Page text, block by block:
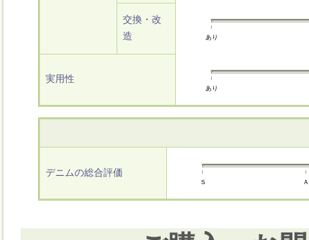
交換・改
造
あり
実用性
あり
デニムの総合評価
Ｓ Ａ